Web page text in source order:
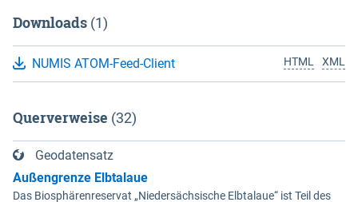
Downloads (1)
XML
HTML
NUMIS ATOM-Feed-Client
Querverweise (32)
Geodatensatz
Außengrenze Elbtalaue
Das Biosphärenreservat „Niedersächsische Elbtalaue“ ist Teil des